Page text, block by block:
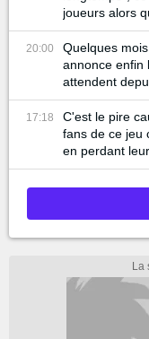
joueurs alors
depuis 8 ans
20:00
Quelques
annonce enfin
attendent
17:18
C'est le pire
fans de ce jeu
en perdant